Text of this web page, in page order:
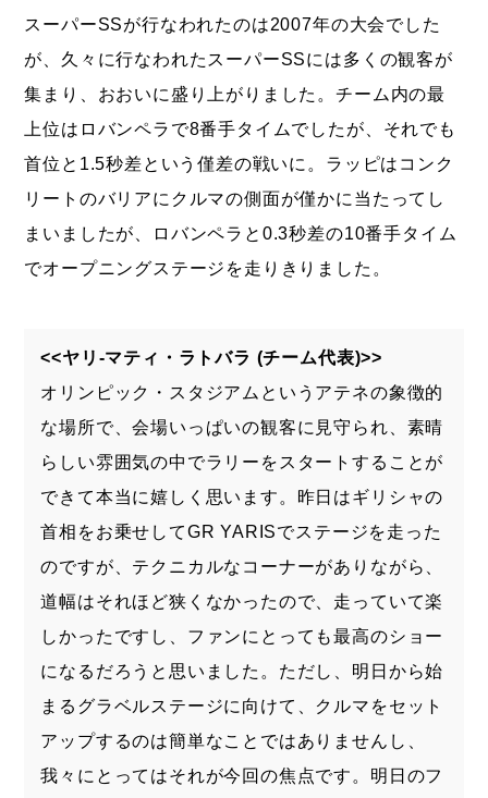
スーパーSSが行なわれたのは2007年の大会でした
が、久々に行なわれたスーパーSSには多くの観客が
集まり、おおいに盛り上がりました。チーム内の最
上位はロバンペラで8番手タイムでしたが、それでも
首位と1.5秒差という僅差の戦いに。ラッピはコンク
リートのバリアにクルマの側面が僅かに当たってし
まいましたが、ロバンペラと0.3秒差の10番手タイム
でオープニングステージを走りきりました。
<<ヤリ-マティ・ラトバラ (チーム代表)>>
オリンピック・スタジアムというアテネの象徴的
な場所で、会場いっぱいの観客に見守られ、素晴
らしい雰囲気の中でラリーをスタートすることが
できて本当に嬉しく思います。昨日はギリシャの
首相をお乗せしてGR YARISでステージを走った
のですが、テクニカルなコーナーがありながら、
道幅はそれほど狭くなかったので、走っていて楽
しかったですし、ファンにとっても最高のショー
になるだろうと思いました。ただし、明日から始
まるグラベルステージに向けて、クルマをセット
アップするのは簡単なことではありませんし、
我々にとってはそれが今回の焦点です。明日のフ